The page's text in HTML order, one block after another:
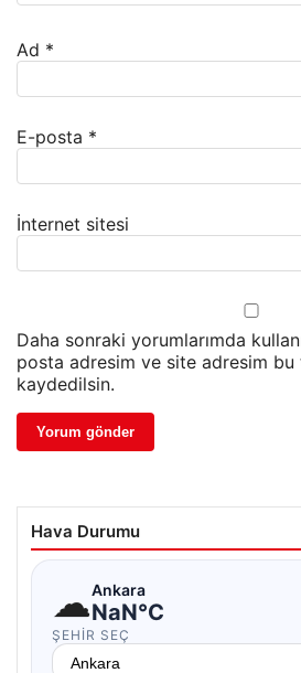
Ad *
E-posta *
İnternet sitesi
Daha sonraki yorumlarımda
posta adresim ve site adresim bu
kaydedilsin.
Hava Durumu
☁Ankara
NaN°C
ŞEHIR SEÇ